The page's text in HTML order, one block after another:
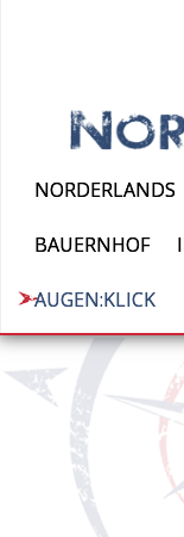
NORDERLANDS
BAUERNHOF
AUGEN:KLICK